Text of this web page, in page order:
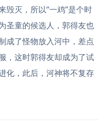
毁灭，所以“一鸡”是个时
圣童的候选人，郭得友也
成了怪物放入河中，差点
，这时郭得友却成为了试
化，此后，河神将不复存